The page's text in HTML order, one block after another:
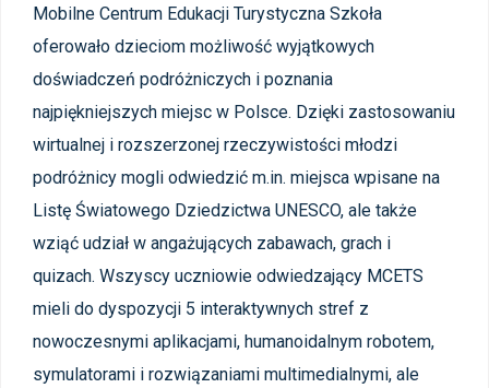
Mobilne Centrum Edukacji Turystyczna Szkoła
oferowało dzieciom możliwość wyjątkowych
doświadczeń podróżniczych i poznania
najpiękniejszych miejsc w Polsce. Dzięki zastosowaniu
wirtualnej i rozszerzonej rzeczywistości młodzi
podróżnicy mogli odwiedzić m.in. miejsca wpisane na
Listę Światowego Dziedzictwa UNESCO, ale także
wziąć udział w angażujących zabawach, grach i
quizach. Wszyscy uczniowie odwiedzający MCETS
mieli do dyspozycji 5 interaktywnych stref z
nowoczesnymi aplikacjami, humanoidalnym robotem,
symulatorami i rozwiązaniami multimedialnymi, ale